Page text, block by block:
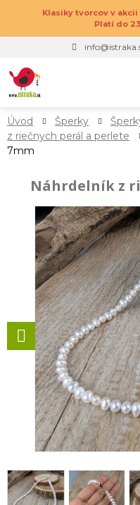
Klasiky tvorcov v
Platí do
Úvod Šperky
z riečnych perál a perlete
7mm
Náhrdelník z